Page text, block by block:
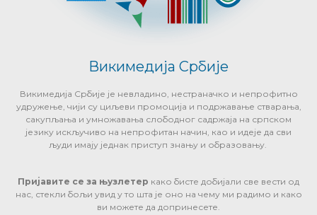
Викимедија Србије
Викимедија Србије је невладино, нестраначко и непрофитно
удружење, чији су циљеви промоција и подржавање стварања,
сакупљања и умножавања слободног садржаја на српском
језику искључиво на непрофитан начин, као и идеје да сви
људи имају једнак приступ знању и образовању.
Пријавите се за њузлетер како бисте добијали све вести од
нас, стекли бољи увид у то шта је оно на чему ми радимо и како
ви можете да допринесете.